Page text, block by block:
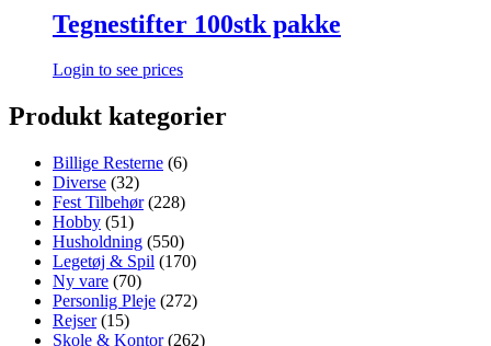
Tegnestifter 100stk pakke
Login to see prices
Produkt kategorier
Billige Resterne (6)
Diverse (32)
Fest Tilbehør (228)
Hobby (51)
Husholdning (550)
Legetøj & Spil (170)
Ny vare (70)
Personlig Pleje (272)
Rejser (15)
Skole & Kontor (262)